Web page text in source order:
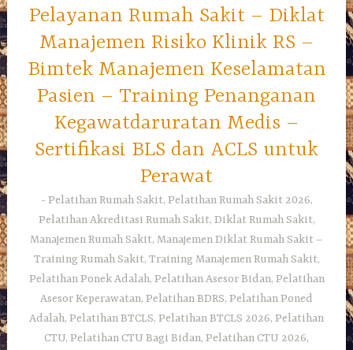
Pelayanan Rumah Sakit – Diklat
Manajemen Risiko Klinik RS –
Bimtek Manajemen Keselamatan
Pasien – Training Penanganan
Kegawatdaruratan Medis –
Sertifikasi BLS dan ACLS untuk
Perawat
Pelatihan Rumah Sakit, Pelatihan Rumah Sakit 2026,
Pelatihan Akreditasi Rumah Sakit, Diklat Rumah Sakit,
Manajemen Rumah Sakit, Manajemen Diklat Rumah Sakit –
Training Rumah Sakit, Training Manajemen Rumah Sakit,
Pelatihan Ponek Adalah, Pelatihan Asesor Bidan, Pelatihan
Asesor Keperawatan, Pelatihan BDRS, Pelatihan Poned
Adalah, Pelatihan BTCLS, Pelatihan BTCLS 2026, Pelatihan
CTU, Pelatihan CTU Bagi Bidan, Pelatihan CTU 2026,